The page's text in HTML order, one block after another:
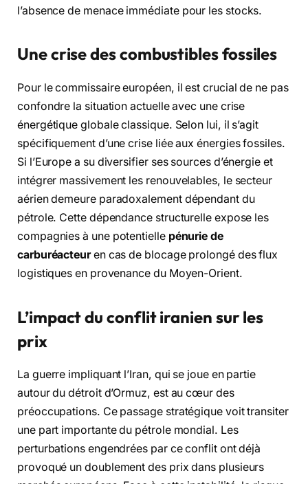
l’absence de menace immédiate pour les stocks.
Une crise des combustibles fossiles
Pour le commissaire européen, il est crucial de ne pas
confondre la situation actuelle avec une crise
énergétique globale classique. Selon lui, il s’agit
spécifiquement d’une crise liée aux énergies fossiles.
Si l’Europe a su diversifier ses sources d’énergie et
intégrer massivement les renouvelables, le secteur
aérien demeure paradoxalement dépendant du
pétrole. Cette dépendance structurelle expose les
compagnies à une potentielle pénurie de
carburéacteuren cas de blocage prolongé des flux
logistiques en provenance du Moyen-Orient.
L’impact du conflit iranien sur les
prix
La guerre impliquant l’Iran, qui se joue en partie
autour du détroit d’Ormuz, est au cœur des
préoccupations. Ce passage stratégique voit transiter
une part importante du pétrole mondial. Les
perturbations engendrées par ce conflit ont déjà
provoqué un doublement des prix dans plusieurs